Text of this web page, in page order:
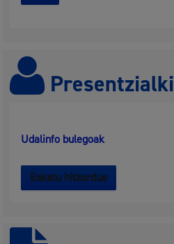
Presentzialki
Udalinfo bulegoak
Eskatu hitzordua